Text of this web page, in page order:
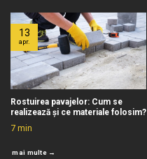
Rostuirea pavajelor: Cum se
realizează și ce materiale folosim?
7min
mai multe →
13
apr.